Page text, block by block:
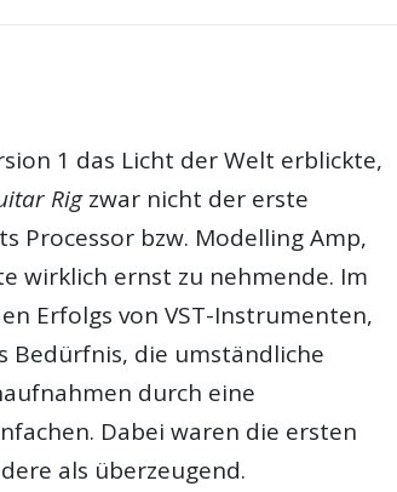
1 das Licht der Welt erblickte,
Rigzwar nicht der erste
Processor bzw. Modelling Amp,
wirklich ernst zu nehmende. Im
Erfolgs von VST-Instrumenten,
Bedürfnis, die umständliche
durch eine
Dabei waren die ersten
als überzeugend.